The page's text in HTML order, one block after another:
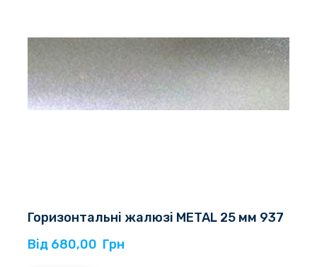
Горизонтальні жалюзі METAL 25 мм 937
Від 680,00  Грн